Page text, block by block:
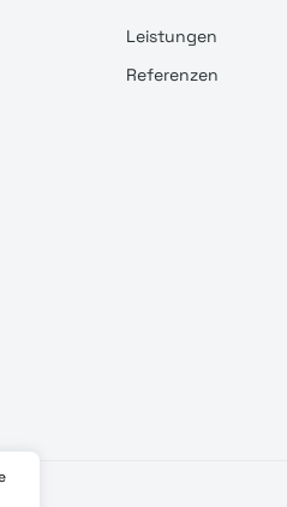
Leistungen
Referenzen